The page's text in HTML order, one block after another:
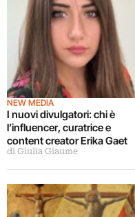
NEW MEDIA
I nuovi divulgatori: chi è
l’influencer, curatrice e
content creator Erika Gaet
di Giulia Giaume